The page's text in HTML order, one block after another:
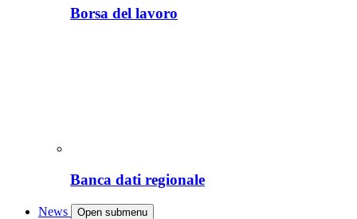
Borsa del lavoro
Banca dati regionale
News Open submenu